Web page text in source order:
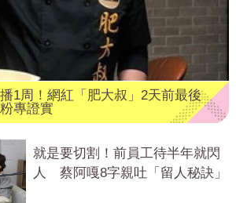
1周！網紅「肥大叔」2天前最後
專證實
就是要切割！前員工待半年就閃
人 蔡阿嘎8字親吐「留人秘訣」